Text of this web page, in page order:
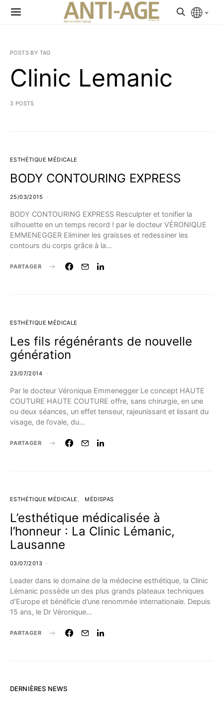
POSTS BY TAG
Clinic Lemanic
3 POSTS
ESTHÉTIQUE MÉDICALE
BODY CONTOURING EXPRESS
25/03/2015
BODY CONTOURING EXPRESS Resculpter et tonifier la
silhouette en un temps record ! par le docteur VÉRONIQUE
EMMENEGGER Eliminer les graisses et redessiner les
contours du corps grâce à la…
PARTAGER
ESTHÉTIQUE MÉDICALE
Les fils régénérants de nouvelle
génération
23/07/2014
Par le docteur Véronique Emmenegger Le concept HAUTE
COUTURE HAUTE COUTURE offre, sans chirurgie, en une
ou deux séances, un effet tenseur, rajeunissant et lissant du
visage, de l’ovale, du…
PARTAGER
ESTHÉTIQUE MÉDICALE MÉDISPAS
L’esthétique médicalisée à
l’honneur : La Clinic Lémanic,
Lausanne
03/07/2013
Leader dans le domaine de la médecine esthétique, la Clinic
Lémanic possède un des plus grands plateaux techniques
d’Europe et bénéficie d’une renommée internationale. Depuis
15 ans, le Dr Véronique…
PARTAGER
DERNIÈRES NEWS